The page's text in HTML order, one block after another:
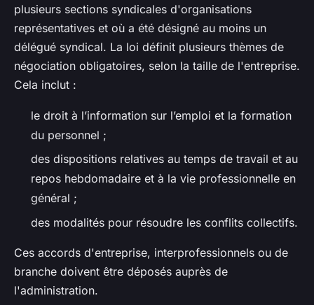
plusieurs sections syndicales d'organisations
représentatives et où a été désigné au moins un
délégué syndical. La loi définit plusieurs thèmes de
négociation obligatoires, selon la taille de l'entreprise.
Cela inclut :
le droit à l’information sur l’emploi et la formation
du personnel ;
des dispositions relatives au temps de travail et au
repos hebdomadaire et à la vie professionnelle en
général ;
des modalités pour résoudre les conflits collectifs.
Ces accords d'entreprise, interprofessionnels ou de
branche doivent être déposés auprès de
l'administration.